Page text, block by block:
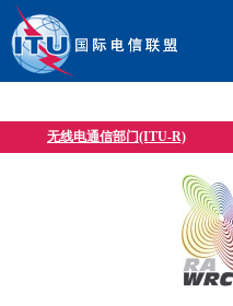
无线电通信部门(ITU-R)